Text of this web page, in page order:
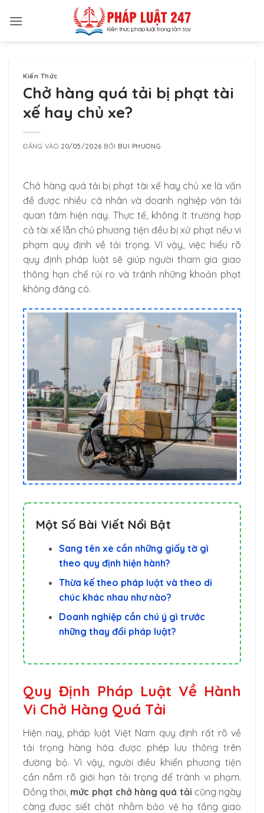
qua
Kiến Thức
Chở hàng quá tải bị phạt tài
xế hay chủ xe?
ĐĂNG VÀO 20/05/2026 BỞI BUI PHUONG
Chở hàng quá tải bị phạt tài xế hay chủ xe là vấn
đề được nhiều cá nhân và doanh nghiệp vận tải
quan tâm hiện nay. Thực tế, không ít trường hợp
cả tài xế lẫn chủ phương tiện đều bị xử phạt nếu vi
phạm quy định về tải trọng. Vì vậy, việc hiểu rõ
quy định pháp luật sẽ giúp người tham gia giao
thông hạn chế rủi ro và tránh những khoản phạt
không đáng có.
Một Số Bài Viết Nổi Bật
Sang tên xe cần những giấy tờ gì
theo quy định hiện hành?
Thừa kế theo pháp luật và theo di
chúc khác nhau như nào?
Doanh nghiệp cần chú ý gì trước
những thay đổi pháp luật?
Quy Định Pháp Luật Về Hành
Vi Chở Hàng Quá Tải
Hiện nay, pháp luật Việt Nam quy định rất rõ về
tải trọng hàng hóa được phép lưu thông trên
đường bộ. Vì vậy, người điều khiển phương tiện
cần nắm rõ giới hạn tải trọng để tránh vi phạm.
Đồng thời, mức phạt chở hàng quá tải cũng ngày
càng được siết chặt nhằm bảo vệ hạ tầng giao